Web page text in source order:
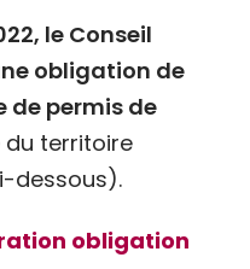
le Conseil
obligation de
de permis de
territoire
dessous).
obligation